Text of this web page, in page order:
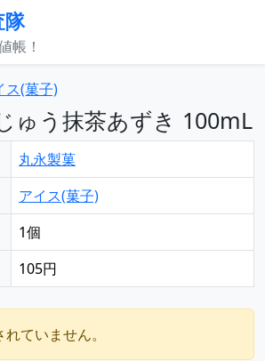
隊
帳！
ス(菓子)
ゅう抹茶あずき 100mL
丸永製菓
アイス(菓子)
1個
105円
ていません。